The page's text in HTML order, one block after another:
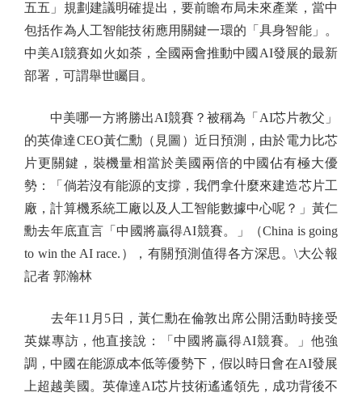
五五」規劃建議明確提出，要前瞻布局未來產業，當中
包括作為人工智能技術應用關鍵一環的「具身智能」。
中美AI競賽如火如荼，全國兩會推動中國AI發展的最新
部署，可謂舉世矚目。
中美哪一方將勝出AI競賽？被稱為「AI芯片教父」
的英偉達CEO黃仁勳（見圖）近日預測，由於電力比芯
片更關鍵，裝機量相當於美國兩倍的中國佔有極大優
勢：「倘若沒有能源的支撐，我們拿什麼來建造芯片工
廠，計算機系統工廠以及人工智能數據中心呢？」黃仁
勳去年底直言「中國將贏得AI競賽。」（China is going
to win the AI race.），有關預測值得各方深思。\大公報
記者 郭瀚林
去年11月5日，黃仁勳在倫敦出席公開活動時接受
英媒專訪，他直接說：「中國將贏得AI競賽。」他強
調，中國在能源成本低等優勢下，假以時日會在AI發展
上超越美國。英偉達AI芯片技術遙遙領先，成功背後不